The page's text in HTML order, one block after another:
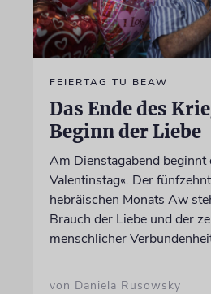
FEIERTAG TU BEAW
Das Ende des
Beginn der Liebe
Am Dienstagabend beginnt
Valentinstag«. Der
hebräischen Monats Aw
Brauch der Liebe und der
menschlicher
von Daniela Rusowsky